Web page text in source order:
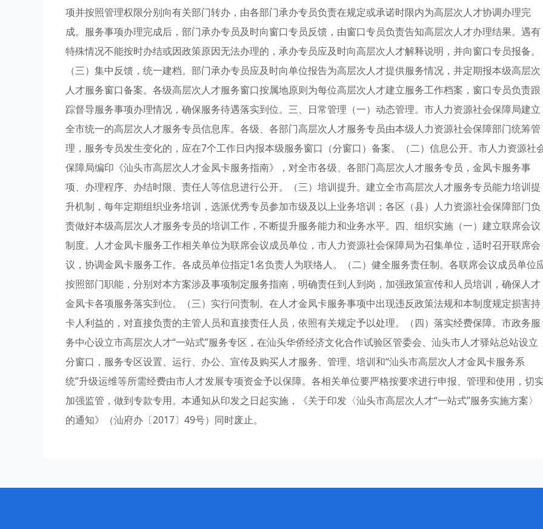
项并按照管理权限分别向有关部门转办，由各部门承办专员负责在规定或承诺时限内为高层次人才协调办理完
成。服务事项办理完成后，部门承办专员及时向窗口专员反馈，由窗口专员负责告知高层次人才办理结果。遇有
特殊情况不能按时办结或因政策原因无法办理的，承办专员应及时向高层次人才解释说明，并向窗口专员报备。
（三）集中反馈，统一建档。部门承办专员应及时向单位报告为高层次人才提供服务情况，并定期报本级高层次
人才服务窗口备案。各级高层次人才服务窗口按属地原则为每位高层次人才建立服务工作档案，窗口专员负责跟
踪督导服务事项办理情况，确保服务待遇落实到位。三、日常管理（一）动态管理。市人力资源社会保障局建立
全市统一的高层次人才服务专员信息库。各级、各部门高层次人才服务专员由本级人力资源社会保障部门统筹管
理，服务专员发生变化的，应在7个工作日内报本级服务窗口（分窗口）备案。（二）信息公开。市人力资源社
保障局编印《汕头市高层次人才金凤卡服务指南》，对全市各级、各部门高层次人才服务专员，金凤卡服务事
项、办理程序、办结时限、责任人等信息进行公开。（三）培训提升。建立全市高层次人才服务专员能力培训提
升机制，每年定期组织业务培训，选派优秀专员参加市级及以上业务培训；各区（县）人力资源社会保障部门负
责做好本级高层次人才服务专员的培训工作，不断提升服务能力和业务水平。四、组织实施（一）建立联席会议
制度。人才金凤卡服务工作相关单位为联席会议成员单位，市人力资源社会保障局为召集单位，适时召开联席会
议，协调金凤卡服务工作。各成员单位指定1名负责人为联络人。（二）健全服务责任制。各联席会议成员单位
按照部门职能，分别对本方案涉及事项制定服务指南，明确责任到人到岗，加强政策宣传和人员培训，确保人才
金凤卡各项服务落实到位。（三）实行问责制。在人才金凤卡服务事项中出现违反政策法规和本制度规定损害持
卡人利益的，对直接负责的主管人员和直接责任人员，依照有关规定予以处理。（四）落实经费保障。市政务服
务中心设立市高层次人才“一站式”服务专区，在汕头华侨经济文化合作试验区管委会、汕头市人才驿站总站设立
分窗口，服务专区设置、运行、办公、宣传及购买人才服务、管理、培训和“汕头市高层次人才金凤卡服务系
统”升级运维等所需经费由市人才发展专项资金予以保障。各相关单位要严格按要求进行申报、管理和使用，切
加强监管，做到专款专用。本通知从印发之日起实施，《关于印发〈汕头市高层次人才“一站式”服务实施方案〉
的通知》（汕府办〔2017〕49号）同时废止。